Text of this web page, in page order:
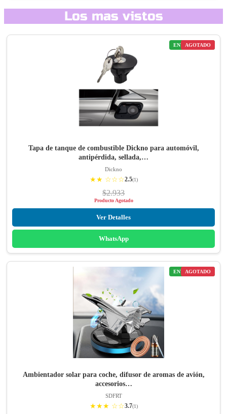
Los mas vistos
ENVÍO GRATIS
AGOTADO
Tapa de tanque de combustible Dickno para automóvil,
antipérdida, sellada,…
Dickno
★★ ☆☆☆2.5(1)
$2.933
Producto Agotado
Ver Detalles
WhatsApp
ENVÍO GRATIS
AGOTADO
Ambientador solar para coche, difusor de aromas de avión,
accesorios…
SDFRT
★★★ ☆☆3.7(1)